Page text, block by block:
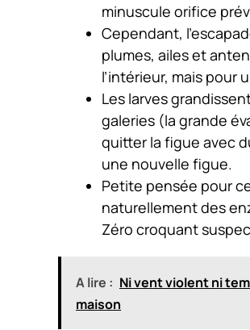
minuscule orifice
Cependant,
plumes, ailes et
l’intérieur, mais pour
Les larves
galeries (la grande
quitter la figue avec
une nouvelle figue.
Petite pensée pour
naturellement des
Zéro croquant
A lire : Ni vent violent ni
maison